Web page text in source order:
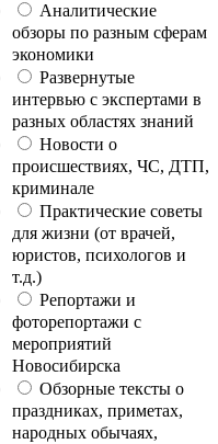
Аналитические
обзоры по разным сферам
экономики
Развернутые
интервью с экспертами в
разных областях знаний
Новости о
происшествиях, ЧС, ДТП,
криминале
Практические советы
для жизни (от врачей,
юристов, психологов и
т.д.)
Репортажи и
фоторепортажи с
мероприятий
Новосибирска
Обзорные тексты о
праздниках, приметах,
народных обычаях,